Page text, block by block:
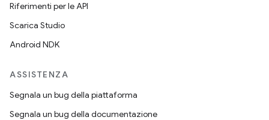
Riferimenti per le API
Scarica Studio
Android NDK
ASSISTENZA
Segnala un bug della piattaforma
Segnala un bug della documentazione